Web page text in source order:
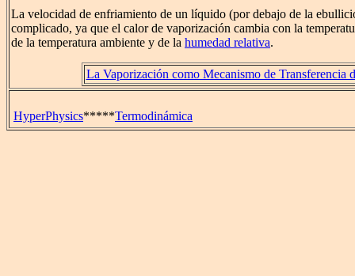
La velocidad de enfriamiento de un líquido (por debajo de la
complicado, ya que el calor de vaporización cambia con la
de la temperatura ambiente y de la humedad relativa.
La Vaporización como Mecanismo de Transferencia
HyperPhysics*****Termodinámica